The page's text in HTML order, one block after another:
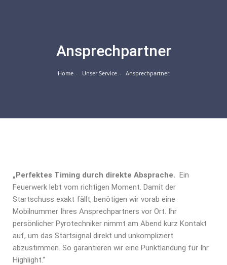
Ansprechpartner
Home Unser Service Ansprechpartner
„Perfektes Timing durch direkte Absprache. Ein
Feuerwerk lebt vom richtigen Moment. Damit der
Startschuss exakt fällt, benötigen wir vorab eine
Mobilnummer Ihres Ansprechpartners vor Ort. Ihr
persönlicher Pyrotechniker nimmt am Abend kurz Kontakt
auf, um das Startsignal direkt und unkompliziert
abzustimmen. So garantieren wir eine Punktlandung für Ihr
Highlight.“